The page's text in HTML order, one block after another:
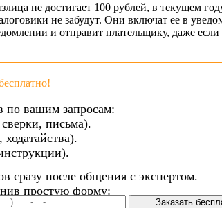
не достигает 100 рублей, в текущем
не забудут. Они включат ее в
и отправит плательщику, даже
по вашим запросам:
письма).
после общения с экспертом.
простую форму:
Заказать